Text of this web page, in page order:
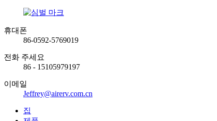
휴대폰
86-0592-5769019
전화 주세요
86 - 15105979197
이메일
Jeffrey@airerv.com.cn
집